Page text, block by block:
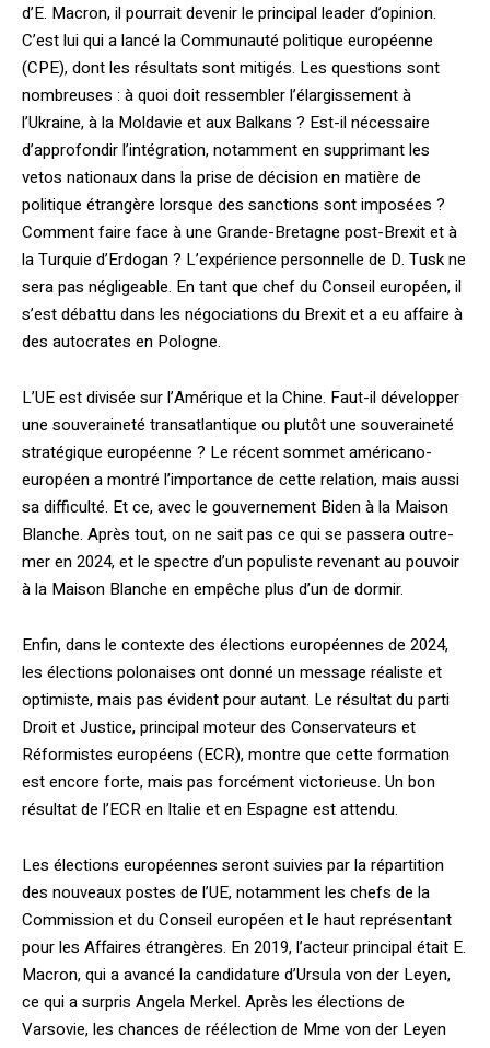
d’E. Macron, il pourrait devenir le principal leader d’opinion.
C’est lui qui a lancé la Communauté politique européenne
(CPE), dont les résultats sont mitigés. Les questions sont
nombreuses : à quoi doit ressembler l’élargissement à
l’Ukraine, à la Moldavie et aux Balkans ? Est-il nécessaire
d’approfondir l’intégration, notamment en supprimant les
vetos nationaux dans la prise de décision en matière de
politique étrangère lorsque des sanctions sont imposées ?
Comment faire face à une Grande-Bretagne post-Brexit et à
la Turquie d’Erdogan ? L’expérience personnelle de D. Tusk ne
sera pas négligeable. En tant que chef du Conseil européen, il
s’est débattu dans les négociations du Brexit et a eu affaire à
des autocrates en Pologne.
L’UE est divisée sur l’Amérique et la Chine. Faut-il développer
une souveraineté transatlantique ou plutôt une souveraineté
stratégique européenne ? Le récent sommet américano-
européen a montré l’importance de cette relation, mais aussi
sa difficulté. Et ce, avec le gouvernement Biden à la Maison
Blanche. Après tout, on ne sait pas ce qui se passera outre-
mer en 2024, et le spectre d’un populiste revenant au pouvoir
à la Maison Blanche en empêche plus d’un de dormir.
Enfin, dans le contexte des élections européennes de 2024,
les élections polonaises ont donné un message réaliste et
optimiste, mais pas évident pour autant. Le résultat du parti
Droit et Justice, principal moteur des Conservateurs et
Réformistes européens (ECR), montre que cette formation
est encore forte, mais pas forcément victorieuse. Un bon
résultat de l’ECR en Italie et en Espagne est attendu.
Les élections européennes seront suivies par la répartition
des nouveaux postes de l’UE, notamment les chefs de la
Commission et du Conseil européen et le haut représentant
pour les Affaires étrangères. En 2019, l’acteur principal était E.
Macron, qui a avancé la candidature d’Ursula von der Leyen,
ce qui a surpris Angela Merkel. Après les élections de
Varsovie, les chances de réélection de Mme von der Leyen